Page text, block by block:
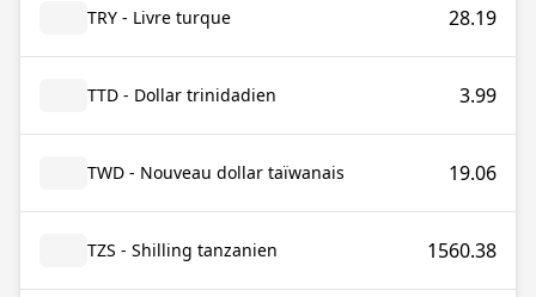
TRY - Livre turque 28.19
TTD - Dollar trinidadien 3.99
TWD - Nouveau dollar taïwanais 19.06
TZS - Shilling tanzanien 1560.38